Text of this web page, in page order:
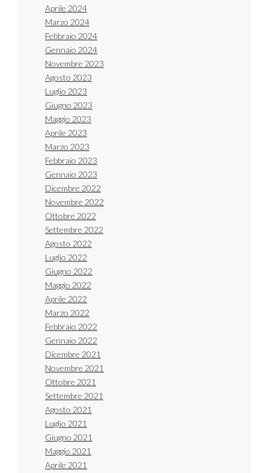
Aprile 2024
Marzo 2024
Febbraio 2024
Gennaio 2024
Novembre 2023
Agosto 2023
Luglio 2023
Giugno 2023
Maggio 2023
Aprile 2023
Marzo 2023
Febbraio 2023
Gennaio 2023
Dicembre 2022
Novembre 2022
Ottobre 2022
Settembre 2022
Agosto 2022
Luglio 2022
Giugno 2022
Maggio 2022
Aprile 2022
Marzo 2022
Febbraio 2022
Gennaio 2022
Dicembre 2021
Novembre 2021
Ottobre 2021
Settembre 2021
Agosto 2021
Luglio 2021
Giugno 2021
Maggio 2021
Aprile 2021